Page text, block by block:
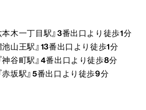
木一丁目駅』3番出口より徒歩1分
山王駅』13番出口より徒歩1分
谷町駅』4番出口より徒歩8分
坂駅』5番出口より徒歩9分